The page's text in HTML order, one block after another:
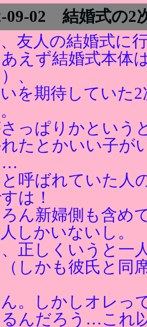
09-02 結婚式の2
友人の結婚式に
あえず結婚式本体
、
を期待していた
っぱりかという
たとかいい子が
…
呼ばれていた人
は！
ろん新婦側も含め
しかいないし。
正しくいうと一
しかも彼氏と同
ん。しかしオレっ
んだろう…これ